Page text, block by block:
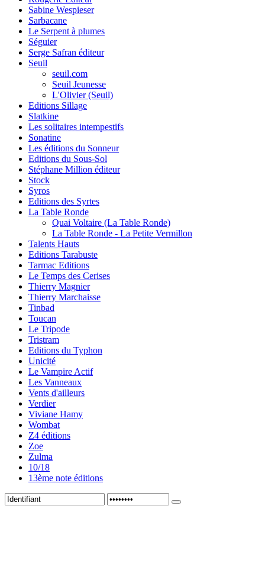
Sabine Wespieser
Sarbacane
Le Serpent à plumes
Séguier
Serge Safran éditeur
Seuil
seuil.com
Seuil Jeunesse
L'Olivier (Seuil)
Editions Sillage
Slatkine
Les solitaires intempestifs
Sonatine
Les éditions du Sonneur
Editions du Sous-Sol
Stéphane Million éditeur
Stock
Syros
Editions des Syrtes
La Table Ronde
Quai Voltaire (La Table Ronde)
La Table Ronde - La Petite Vermillon
Talents Hauts
Editions Tarabuste
Tarmac Editions
Le Temps des Cerises
Thierry Magnier
Thierry Marchaisse
Tinbad
Toucan
Le Tripode
Tristram
Editions du Typhon
Unicité
Le Vampire Actif
Les Vanneaux
Vents d'ailleurs
Verdier
Viviane Hamy
Wombat
Z4 éditions
Zoe
Zulma
10/18
13ème note éditions